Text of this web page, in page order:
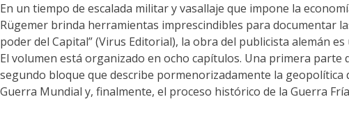
En un tiempo de escalada militar y vasallaje que impone la
Rügemer brinda herramientas imprescindibles para documentar
poder del Capital” (Virus Editorial), la obra del publicista alemán
El volumen está organizado en ocho capítulos. Una primera
segundo bloque que describe pormenorizadamente la
Guerra Mundial y, finalmente, el proceso histórico de la Guerra